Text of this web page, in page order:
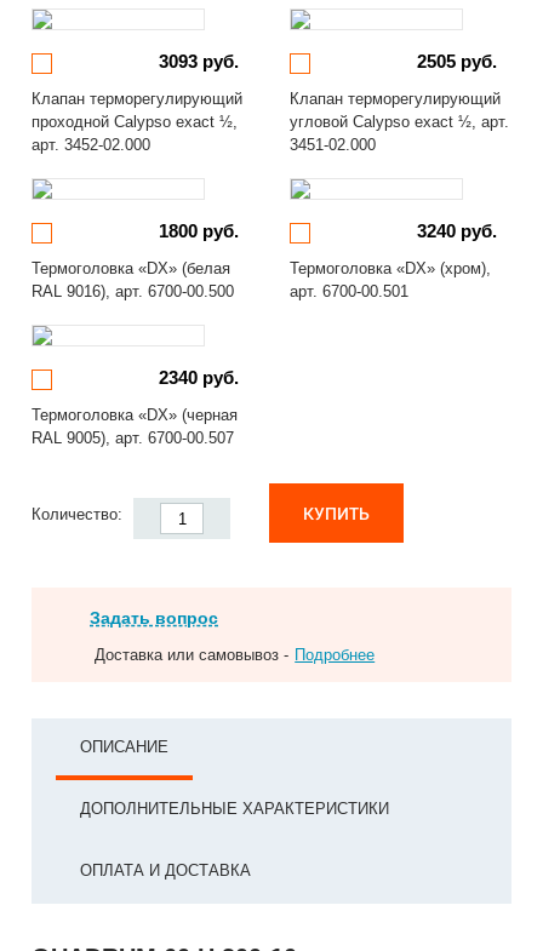
3093 руб.
Клапан терморегулирующий
проходной Calypso exact ½,
арт. 3452-02.000
2505 руб.
Клапан терморегулирующий
угловой Calypso exact ½, арт.
3451-02.000
1800 руб.
Термоголовка «DX» (белая
RAL 9016), арт. 6700-00.500
3240 руб.
Термоголовка «DX» (хром),
арт. 6700-00.501
2340 руб.
Термоголовка «DX» (черная
RAL 9005), арт. 6700-00.507
Количество: КУПИТЬ
Задать вопрос
Доставка или самовывоз - Подробнее
ОПИСАНИЕ
ДОПОЛНИТЕЛЬНЫЕ ХАРАКТЕРИСТИКИ
ОПЛАТА И ДОСТАВКА